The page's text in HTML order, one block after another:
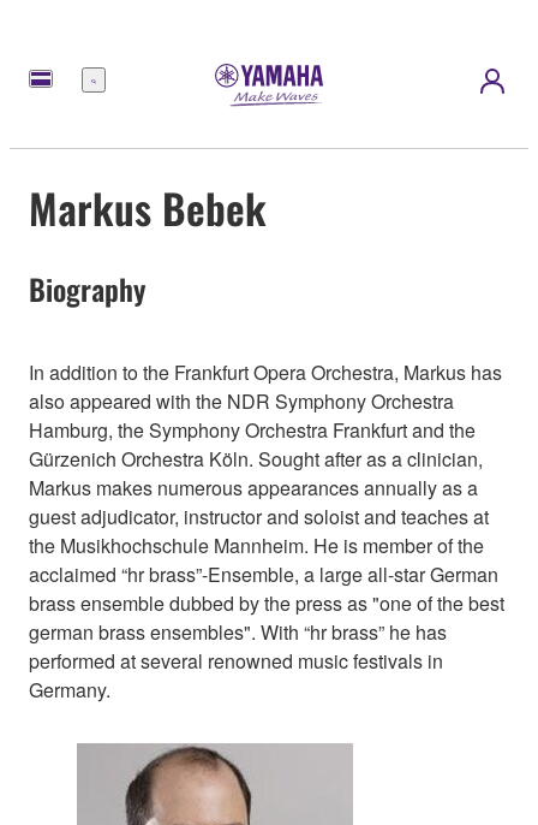
Menü
Markus Bebek
Biography
In addition to the Frankfurt Opera Orchestra, Markus has
also appeared with the NDR Symphony Orchestra
Hamburg, the Symphony Orchestra Frankfurt and the
Gürzenich Orchestra Köln. Sought after as a clinician,
Markus makes numerous appearances annually as a
guest adjudicator, instructor and soloist and teaches at
the Musikhochschule Mannheim. He is member of the
acclaimed “hr brass”-Ensemble, a large all-star German
brass ensemble dubbed by the press as "one of the best
german brass ensembles". With “hr brass” he has
performed at several renowned music festivals in
Germany.